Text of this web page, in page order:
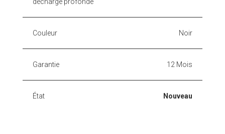
décharge profonde
Couleur Noir
Garantie 12 Mois
État Nouveau